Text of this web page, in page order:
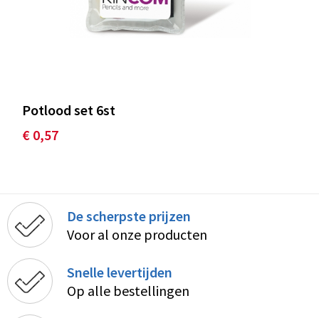
Potlood set 6st
€ 0,57
De scherpste prijzen
Voor al onze producten
Snelle levertijden
Op alle bestellingen